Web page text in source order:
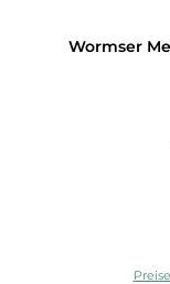
Wormser